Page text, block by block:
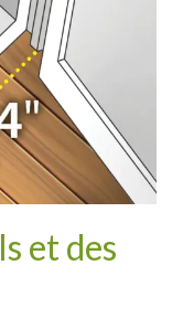
et des